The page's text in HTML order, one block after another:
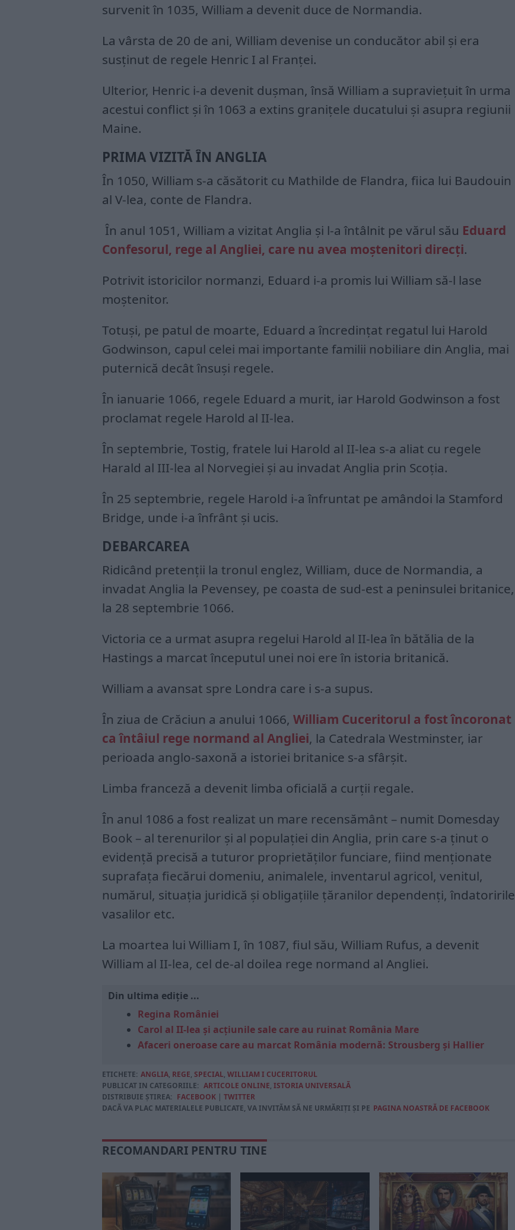
survenit în 1035, William a devenit duce de Normandia.
La vârsta de 20 de ani, William devenise un conducător abil şi era
susţinut de regele Henric I al Franţei.
Ulterior, Henric i-a devenit duşman, însă William a supravieţuit în urma
acestui conflict şi în 1063 a extins graniţele ducatului şi asupra regiunii
Maine.
PRIMA VIZITĂ ÎN ANGLIA
În 1050, William s-a căsătorit cu Mathilde de Flandra, fiica lui Baudouin
al V-lea, conte de Flandra.
În anul 1051, William a vizitat Anglia şi l-a întâlnit pe vărul său Eduard
Confesorul, rege al Angliei, care nu avea moştenitori direcţi.
Potrivit istoricilor normanzi, Eduard i-a promis lui William să-l lase
moştenitor.
Totuşi, pe patul de moarte, Eduard a încredinţat regatul lui Harold
Godwinson, capul celei mai importante familii nobiliare din Anglia, mai
puternică decât însuşi regele.
În ianuarie 1066, regele Eduard a murit, iar Harold Godwinson a fost
proclamat regele Harold al II-lea.
În septembrie, Tostig, fratele lui Harold al II-lea s-a aliat cu regele
Harald al III-lea al Norvegiei şi au invadat Anglia prin Scoţia.
În 25 septembrie, regele Harold i-a înfruntat pe amândoi la Stamford
Bridge, unde i-a înfrânt şi ucis.
DEBARCAREA
Ridicând pretenţii la tronul englez, William, duce de Normandia, a
invadat Anglia la Pevensey, pe coasta de sud-est a peninsulei britanice,
la 28 septembrie 1066.
Victoria ce a urmat asupra regelui Harold al II-lea în bătălia de la
Hastings a marcat începutul unei noi ere în istoria britanică.
William a avansat spre Londra care i s-a supus.
În ziua de Crăciun a anului 1066, William Cuceritorul a fost încoronat
ca întâiul rege normand al Angliei, la Catedrala Westminster, iar
perioada anglo-saxonă a istoriei britanice s-a sfârşit.
Limba franceză a devenit limba oficială a curţii regale.
În anul 1086 a fost realizat un mare recensământ – numit Domesday
Book – al terenurilor şi al populaţiei din Anglia, prin care s-a ţinut o
evidenţă precisă a tuturor proprietăţilor funciare, fiind menţionate
suprafaţa fiecărui domeniu, animalele, inventarul agricol, venitul,
numărul, situaţia juridică şi obligaţiile ţăranilor dependenţi, îndatoririle
vasalilor etc.
La moartea lui William I, în 1087, fiul său, William Rufus, a devenit
William al II-lea, cel de-al doilea rege normand al Angliei.
Din ultima ediție ...
Regina României
Carol al II-lea și acțiunile sale care au ruinat România Mare
Afaceri oneroase care au marcat România modernă: Strousberg și Hallier
ETICHETE: ANGLIA, REGE, SPECIAL, WILLIAM I CUCERITORUL
PUBLICAT IN CATEGORIILE: ARTICOLE ONLINE, ISTORIA UNIVERSALĂ
DISTRIBUIE ȘTIREA: FACEBOOK | TWITTER
DACĂ VA PLAC MATERIALELE PUBLICATE, VA INVITĂM SĂ NE URMĂRIȚI ȘI PE PAGINA NOASTRĂ DE FACEBOOK
RECOMANDARI PENTRU TINE